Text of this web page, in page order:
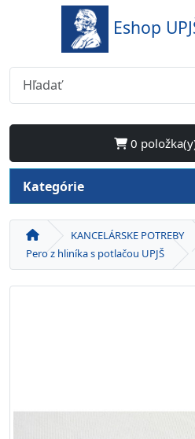
Eshop
0
Kategórie
KANCELÁRSKE POTREBY
Pero z hliníka s potlačou UPJŠ